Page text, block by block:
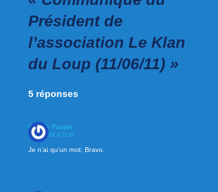
Président de
l’association Le Klan
du Loup (11/06/11) »
5 réponses
Franck Passet
11 juin 2011 à 21:52
Je n’ai qu’un mot: Bravo.